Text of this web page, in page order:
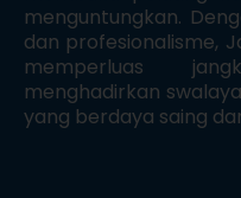
menguntungkan.
dan profesionalisme,
memperluas
menghadirkan
yang berdaya saing